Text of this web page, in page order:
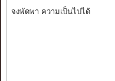
จงพัดพา ความเป็นไปได้